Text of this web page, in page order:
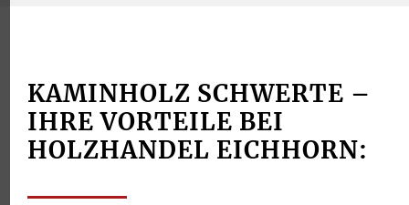
KAMINHOLZ SCHWERTE –
IHRE VORTEILE BEI
HOLZHANDEL EICHHORN: